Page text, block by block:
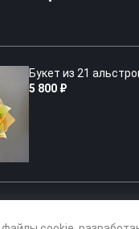
Букет из 21
5 800 ₽